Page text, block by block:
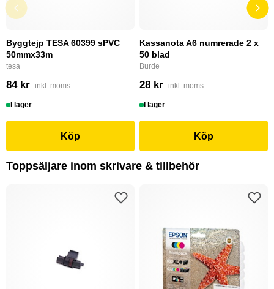
Byggtejp TESA 60399 sPVC
50mmx33m
tesa
84 kr inkl. moms
I lager
Köp
Kassanota A6 numrerade 2 x
50 blad
Burde
28 kr inkl. moms
I lager
Köp
Toppsäljare inom skrivare & tillbehör